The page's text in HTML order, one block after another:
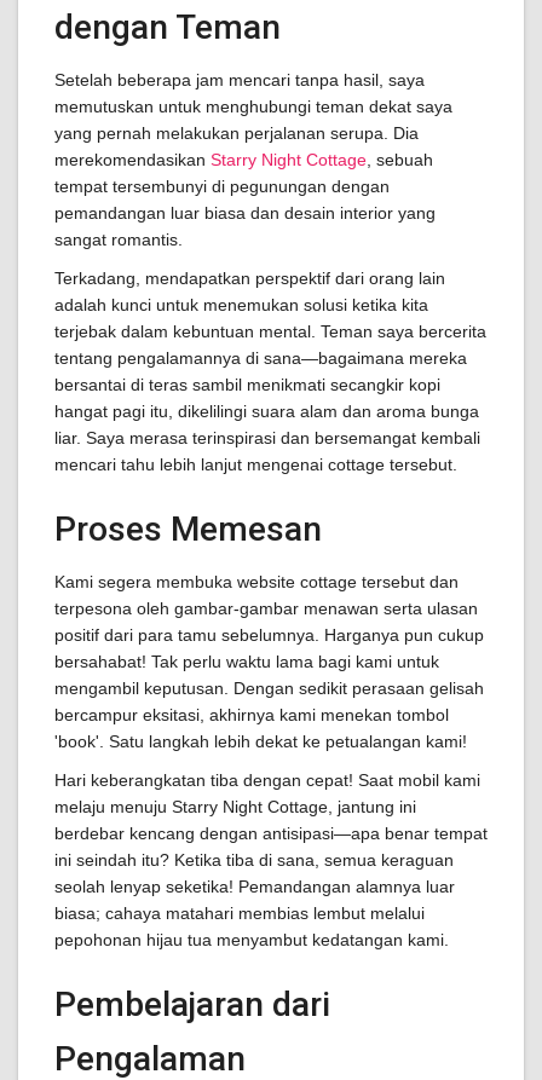
dengan Teman
Setelah beberapa jam mencari tanpa hasil, saya
memutuskan untuk menghubungi teman dekat saya
yang pernah melakukan perjalanan serupa. Dia
merekomendasikan Starry Night Cottage , sebuah
tempat tersembunyi di pegunungan dengan
pemandangan luar biasa dan desain interior yang
sangat romantis.
Terkadang, mendapatkan perspektif dari orang lain
adalah kunci untuk menemukan solusi ketika kita
terjebak dalam kebuntuan mental. Teman saya bercerita
tentang pengalamannya di sana—bagaimana mereka
bersantai di teras sambil menikmati secangkir kopi
hangat pagi itu, dikelilingi suara alam dan aroma bunga
liar. Saya merasa terinspirasi dan bersemangat kembali
mencari tahu lebih lanjut mengenai cottage tersebut.
Proses Memesan
Kami segera membuka website cottage tersebut dan
terpesona oleh gambar-gambar menawan serta ulasan
positif dari para tamu sebelumnya. Harganya pun cukup
bersahabat! Tak perlu waktu lama bagi kami untuk
mengambil keputusan. Dengan sedikit perasaan gelisah
bercampur eksitasi, akhirnya kami menekan tombol
'book'. Satu langkah lebih dekat ke petualangan kami!
Hari keberangkatan tiba dengan cepat! Saat mobil kami
melaju menuju Starry Night Cottage, jantung ini
berdebar kencang dengan antisipasi—apa benar tempat
ini seindah itu? Ketika tiba di sana, semua keraguan
seolah lenyap seketika! Pemandangan alamnya luar
biasa; cahaya matahari membias lembut melalui
pepohonan hijau tua menyambut kedatangan kami.
Pembelajaran dari
Pengalaman